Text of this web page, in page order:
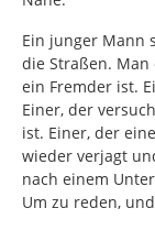
Ein junger Mann
die Straßen.
ein Fremder ist.
Einer, der
ist. Einer, der
wieder verjagt
nach einem
Um zu reden,